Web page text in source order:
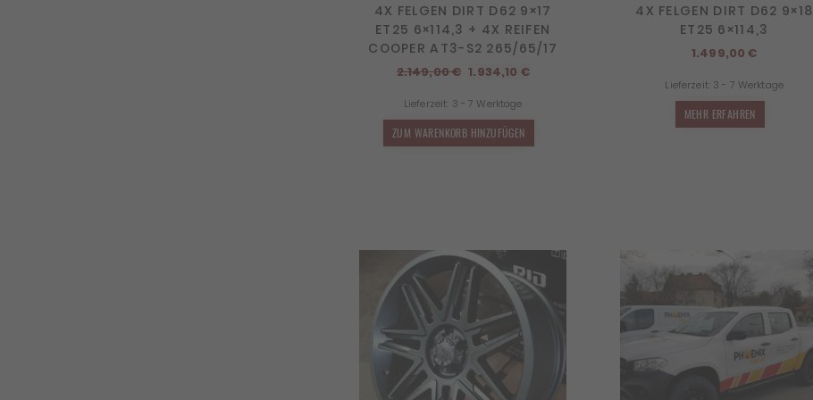
4X FELGEN DIRT D62 9×17
ET25 6×114,3 + 4X REIFEN
COOPER AT3-S2 265/65/17
2.149,00€ Ursprünglicher
war:
2.149,00 €
1.934,10 €Aktueller
Lieferzeit: 3 - 7 Werktage
ZUM WARENKORB HINZUFÜGEN
4X FELGEN DIRT D62 9×18
ET25 6×114,3
1.499,00€
Lieferzeit: 3 - 7 Werktage
MEHR ERFAHREN